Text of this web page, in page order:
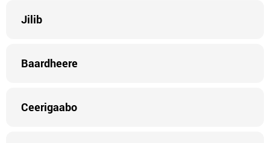
Jilib
Baardheere
Ceerigaabo